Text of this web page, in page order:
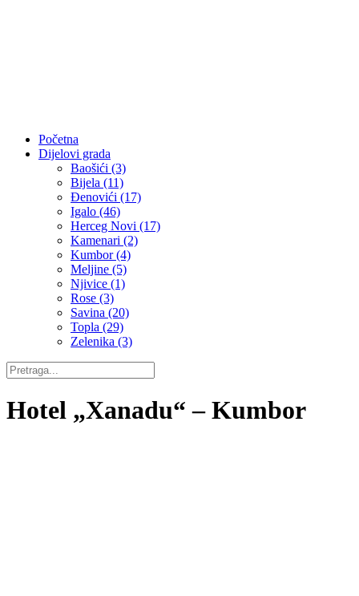
Početna
Dijelovi grada
Baošići (3)
Bijela (11)
Đenovići (17)
Igalo (46)
Herceg Novi (17)
Kamenari (2)
Kumbor (4)
Meljine (5)
Njivice (1)
Rose (3)
Savina (20)
Topla (29)
Zelenika (3)
Hotel „Xanadu“ – Kumbor